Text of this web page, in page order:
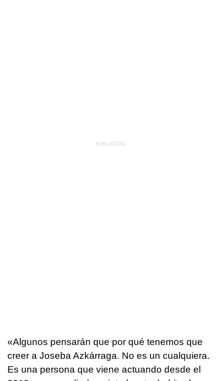
«Algunos pensarán que por qué tenemos que
creer a Joseba Azkárraga. No es un cualquiera.
Es una persona que viene actuando desde el